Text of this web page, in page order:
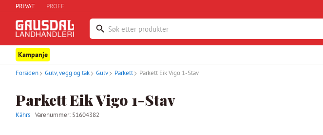
PRIVAT PROFF
Kampanje
Forsiden Gulv, vegg og tak Gulv Parkett Parkett Eik Vigo 1-Stav
Parkett Eik Vigo 1-Stav
Kährs Varenummer: 51604382